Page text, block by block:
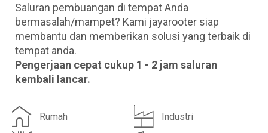
Saluran pembuangan di tempat Anda
bermasalah/mampet? Kami jayarooter siap
membantu dan memberikan solusi yang terbaik di
tempat anda.
Pengerjaan cepat cukup 1 - 2 jam saluran
kembali lancar.
Rumah Industri